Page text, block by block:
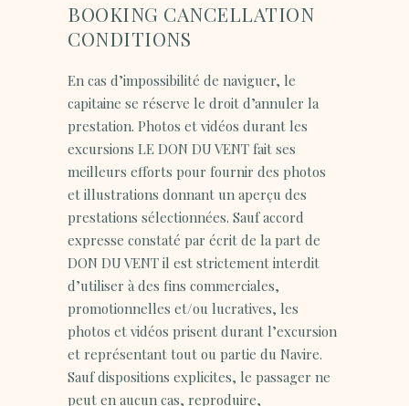
BOOKING CANCELLATION
CONDITIONS
En cas d’impossibilité de naviguer, le
capitaine se réserve le droit d’annuler la
prestation. Photos et vidéos durant les
excursions LE DON DU VENT fait ses
meilleurs efforts pour fournir des photos
et illustrations donnant un aperçu des
prestations sélectionnées. Sauf accord
expresse constaté par écrit de la part de
DON DU VENT il est strictement interdit
d’utiliser à des fins commerciales,
promotionnelles et/ou lucratives, les
photos et vidéos prisent durant l’excursion
et représentant tout ou partie du Navire.
Sauf dispositions explicites, le passager ne
peut en aucun cas, reproduire,